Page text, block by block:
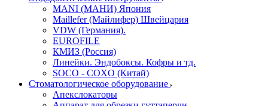
MANI (МАНИ) Япония
Maillefer (Майлифер) Швейцария
VDW (Германия).
EUROFILE
КМИЗ (Россия)
Линейки. Эндобоксы. Кофры и тд.
SOCO - COXO (Китай)
Стоматологическое оборудование
Апекслокаторы